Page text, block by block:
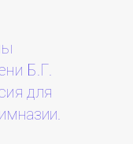
Б.Г.
для